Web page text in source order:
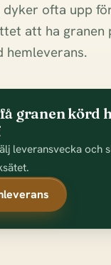
dyker ofta upp
att ha granen
hemleverans.
granen körd
leveransvecka och